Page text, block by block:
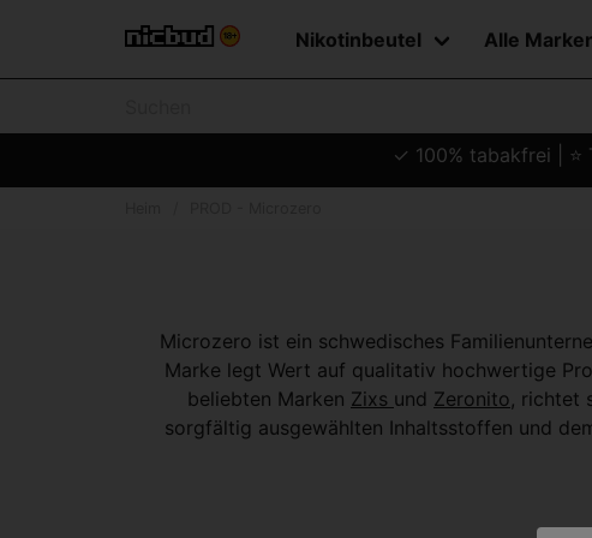
Nikotinbeutel Alle
✓ 100% tabakfrei |
Microzero ist ein schwedisches
Marke legt Wert auf qualitativ hochwertige
beliebten Marken Zixs und Zeronito, richtet
sorgfältig ausgewählten Inhaltsstoffen und